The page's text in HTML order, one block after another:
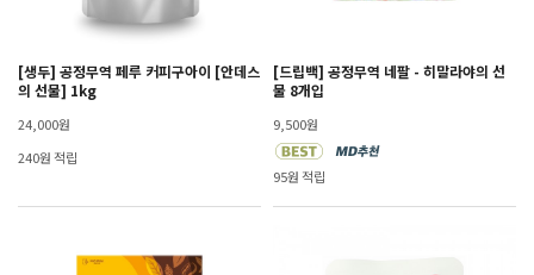
[생두] 공정무역 페루 커피구아이 [안데스
의 선물] 1kg
24,000원
240원 적립
[드립백] 공정무역 네팔 - 히말라야의 선
물 8개입
9,500원
95원 적립